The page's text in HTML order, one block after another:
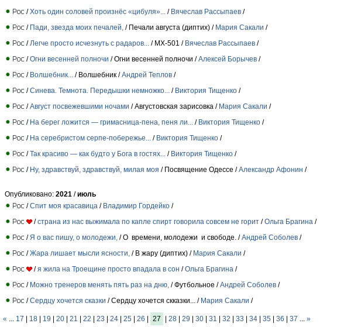
/Хоть один соловей произнёс «цибуля»... / Вячеслав Рассыпаев /
/ Пади, звезда моих печалей, / Печали августа (диптих) / Мария Сакали /
/ Легче просто исчезнуть с радаров... / МХ-501 / Вячеслав Рассыпаев /
/Огни весенней полночи / Огни весенней полночи /Алексей Борычев /
/ Волшебник... / Волшебник /Андрей Теплов /
/Синева. Темнота. Передышки немножко... / Виктория Тищенко /
/Август посвежевшими ночами / Августовская зарисовка / Мария Сакали /
/ На берег ложится — гримасница-пена, пеня ли... / Виктория Тищенко /
/ На серебристом серпе-побережье... / Виктория Тищенко /
/Так красиво — как будто у Бога в гостях... / Виктория Тищенко /
/ Ну, здравствуй, здравствуй, милая моя / Посвящение Одессе /Александр Афонин /
Опубликовано: 2021 /июль
/Спит моя красавица / Владимир Гордейко /
/страна из нас выжимала по капле спирт говорила совсем не горит /Ольга Брагина /
/ Я о вас пишу, о молодежи, / О времени, молодежи и свободе. /Андрей Соболев /
/Жара лишает мысли ясности, / В жару (диптих) / Мария Сакали /
/я жила на Троещине просто впадала в сон /Ольга Брагина /
/ Можно тренеров менять пять раз на дню, / Футбольное /Андрей Соболев /
/Сердцу хочется сказки / Сердцу хочется скказки... / Мария Сакали /
« 17 | 18 | 19 | 20 | 21 | 22 | 23 | 24 | 25 | 26 | 27 | 28 | 29 | 30 | 31 | 32 | 33 | 34 | 35 | 36 | 37 »